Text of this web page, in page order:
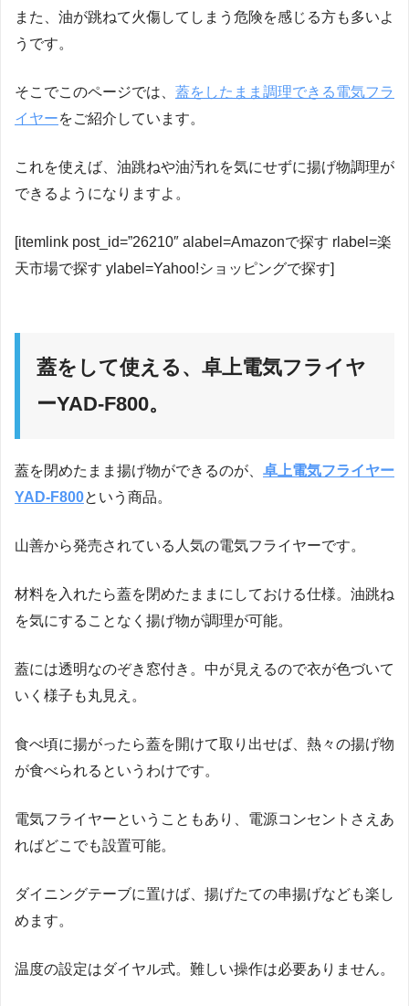
また、油が跳ねて火傷してしまう危険を感じる方も多いよ
うです。
そこでこのページでは、 蓋をしたまま調理できる電気フラ
イヤーをご紹介しています。
これを使えば、油跳ねや油汚れを気にせずに揚げ物調理が
できるようになりますよ。
[itemlink post_id=”26210″ alabel=Amazonで探す rlabel=楽
天市場で探す ylabel=Yahoo!ショッピングで探す]
蓋をして使える、卓上電気フライヤ
ーYAD-F800。
蓋を閉めたまま揚げ物ができるのが、 卓上電気フライヤー
YAD-F800という商品。
山善から発売されている人気の電気フライヤーです。
材料を入れたら蓋を閉めたままにしておける仕様。油跳ね
を気にすることなく揚げ物が調理が可能。
蓋には透明なのぞき窓付き。中が見えるので衣が色づいて
いく様子も丸見え。
食べ頃に揚がったら蓋を開けて取り出せば、熱々の揚げ物
が食べられるというわけです。
電気フライヤーということもあり、電源コンセントさえあ
ればどこでも設置可能。
ダイニングテーブに置けば、揚げたての串揚げなども楽し
めます。
温度の設定はダイヤル式。難しい操作は必要ありません。